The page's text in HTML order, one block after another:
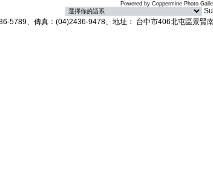
Powered by Coppermine Photo
5789、傳真：(04)2436-9478、地址： 台中市406北屯區景賢